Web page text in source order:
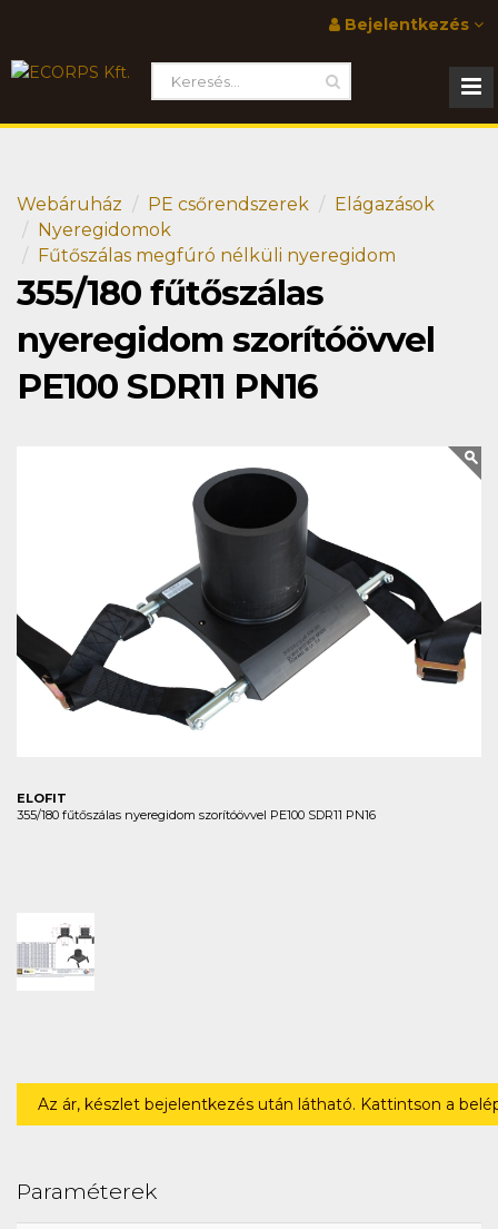
Bejelentkezés
Webáruház PE csőrendszerek
Elágazások
Nyeregidomok
Fűtőszálas megfúró nélküli nyeregidom
355/180 fűtőszálas
nyeregidom szorítóövvel
PE100 SDR11 PN16
ELOFIT
355/180 fűtőszálas nyeregidom szorítóövvel PE100 SDR11 PN16
Az ár, készlet bejelentkezés után látható. Kattintson a
Paraméterek